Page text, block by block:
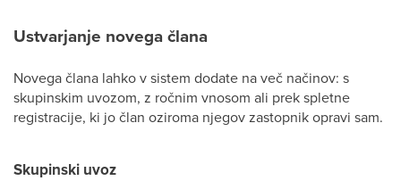
Ustvarjanje novega člana
Novega člana lahko v sistem dodate na več načinov: s
skupinskim uvozom, z ročnim vnosom ali prek spletne
registracije, ki jo član oziroma njegov zastopnik opravi sam.
Skupinski uvoz